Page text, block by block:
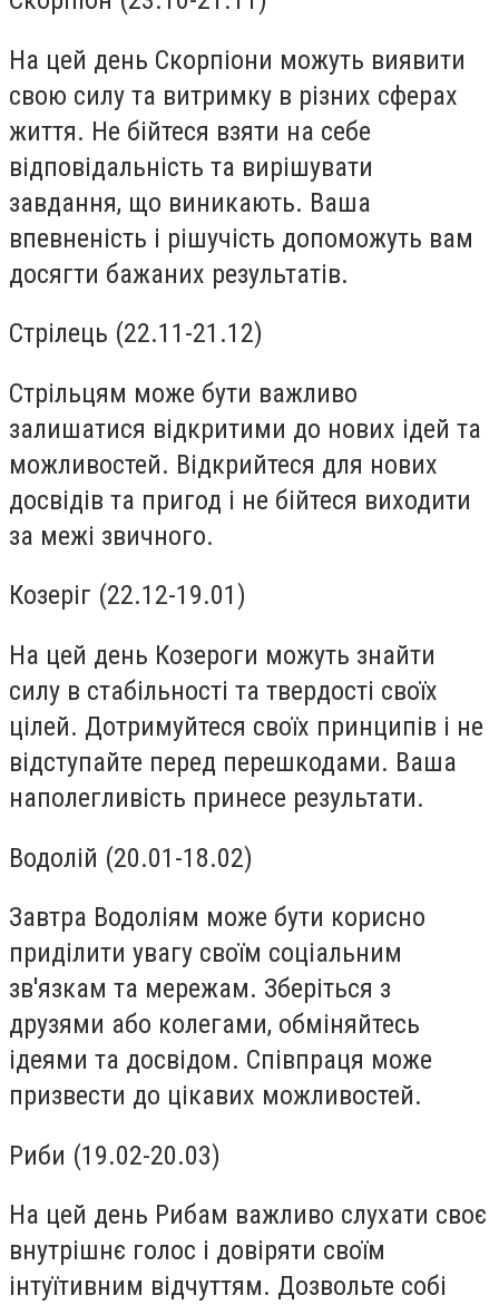
На цей день Скорпіони можуть виявити
свою силу та витримку в різних сферах
життя. Не бійтеся взяти на себе
відповідальність та вирішувати
завдання, що виникають. Ваша
впевненість і рішучість допоможуть вам
досягти бажаних результатів.
Стрілець (22.11-21.12)
Стрільцям може бути важливо
залишатися відкритими до нових ідей та
можливостей. Відкрийтеся для нових
досвідів та пригод і не бійтеся виходити
за межі звичного.
Козеріг (22.12-19.01)
На цей день Козероги можуть знайти
силу в стабільності та твердості своїх
цілей. Дотримуйтеся своїх принципів і не
відступайте перед перешкодами. Ваша
наполегливість принесе результати.
Водолій (20.01-18.02)
Завтра Водоліям може бути корисно
приділити увагу своїм соціальним
зв'язкам та мережам. Зберіться з
друзями або колегами, обміняйтесь
ідеями та досвідом. Співпраця може
призвести до цікавих можливостей.
Риби (19.02-20.03)
На цей день Рибам важливо слухати своє
внутрішнє голос і довіряти своїм
інтуїтивним відчуттям. Дозвольте собі